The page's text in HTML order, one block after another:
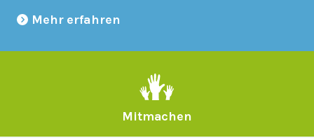
Mehr erfahren
Mitmachen